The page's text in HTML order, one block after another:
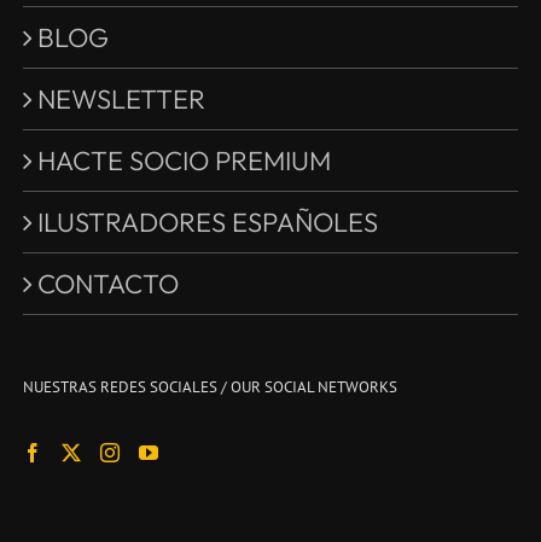
BLOG
NEWSLETTER
HACTE SOCIO PREMIUM
ILUSTRADORES ESPAÑOLES
CONTACTO
NUESTRAS REDES SOCIALES / OUR SOCIAL NETWORKS